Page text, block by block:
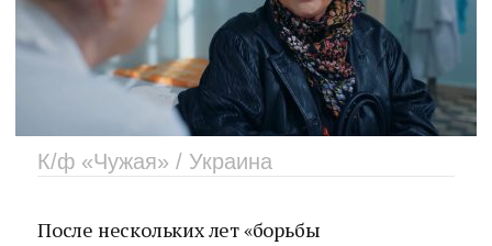
К/ф «Чужая» / Украина
После нескольких лет «борьбы